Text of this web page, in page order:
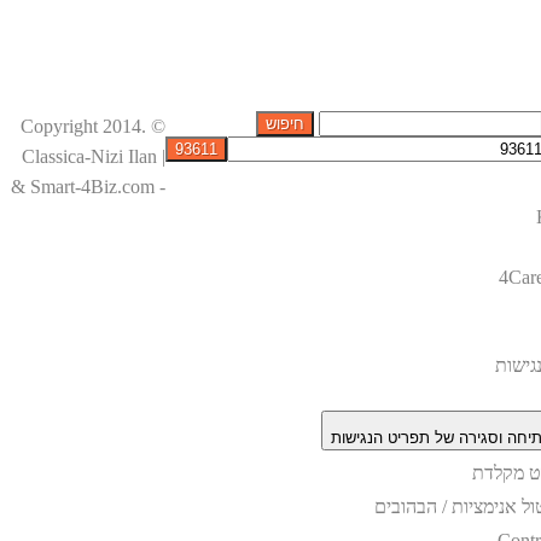
© Copyright 2014.
Classica-Nizi Ilan |
& Smart-4Biz.com -
וסגירה של תפריט הנגישות
מקלדת
אנימציות / הבהובים